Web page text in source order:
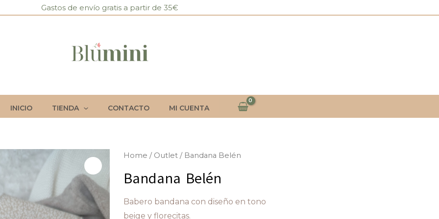
Gastos de envío gratis a partir de 35€
INICIO TIENDA CONTACTO MI CUENTA
Home / Outlet / Bandana Belén
Bandana Belén
Babero bandana con diseño en tono
beige y florecitas.
Bandana
cantidad